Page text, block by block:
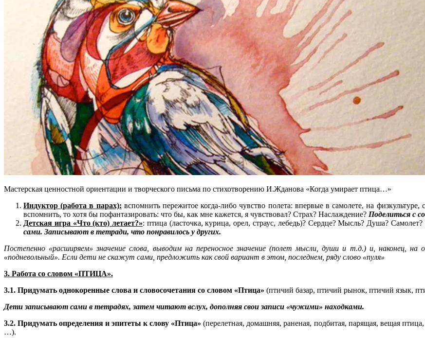
Мастерская ценностной ориентации и творческого письма по стихотворению И.Жданова «Когда умирает птица…»
Индуктор (работа в парах): вспомнить пережитое когда-либо чувство полета: впервые в самолете, на
вспомнить, то хотя бы пофантазировать: что бы, как мне кажется, я чувствовал? Страх? Наслаждение? Поделиться с
Детская игра «Что (кто) летает?»: птица (ласточка, курица, орел, страус, лебедь)? Сердце? Мысль? Душа?
сами. Записывают в тетради, что понравилось у других.
Постепенно «расширяем» значение слова, выводим на переносное значение (полет мысли, души и т.д.) и, наконец,
«подневольный». Если дети не скажут сами, предложить как свой вариант в этом, последнем, ряду слово «пуля»
3. Работа со словом «ПТИЦА».
3.1. Придумать однокоренные слова и словосочетания со словом «Птица» (птичий базар, птичий рынок, птичий язык,
Дети записывают сами в тетрадях, затем читают вслух, дополняя свои записи «чужими» находками.
3.2. Придумать определения и эпитеты к слову «Птица» (перелетная, домашняя, раненая, подбитая, парящая, вещая
…).